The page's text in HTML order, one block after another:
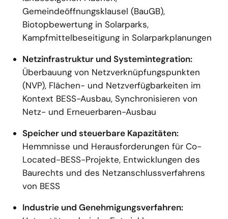
Gemeindeöffnungsklausel (BauGB),
Biotopbewertung in Solarparks,
Kampfmittelbeseitigung in Solarparkplanungen
Netzinfrastruktur und Systemintegration:
Überbauung von Netzverknüpfungspunkten
(NVP), Flächen- und Netzverfügbarkeiten im
Kontext BESS-Ausbau, Synchronisieren von
Netz- und Erneuerbaren-Ausbau
Speicher und steuerbare Kapazitäten:
Hemmnisse und Herausforderungen für Co-
Located-BESS-Projekte, Entwicklungen des
Baurechts und des Netzanschlussverfahrens
von BESS
Industrie und Genehmigungsverfahren: